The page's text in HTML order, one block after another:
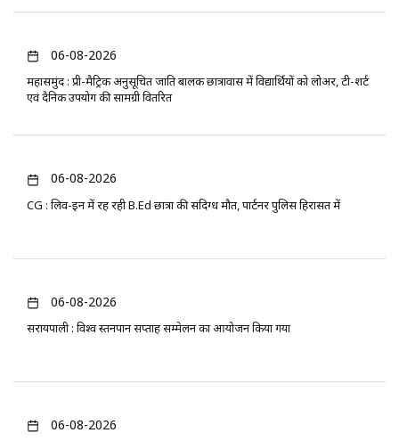
06-08-2026
महासमुंद : प्री-मैट्रिक अनुसूचित जाति बालक छात्रावास में विद्यार्थियों को लोअर, टी-शर्ट
एवं दैनिक उपयोग की सामग्री वितरित
06-08-2026
CG : लिव-इन में रह रही B.Ed छात्रा की संदिग्ध मौत, पार्टनर पुलिस हिरासत में
06-08-2026
सरायपाली : विश्व स्तनपान सप्ताह सम्मेलन का आयोजन किया गया
06-08-2026